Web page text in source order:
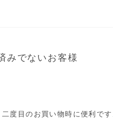
みでないお客様
度目のお買い物時に便利です